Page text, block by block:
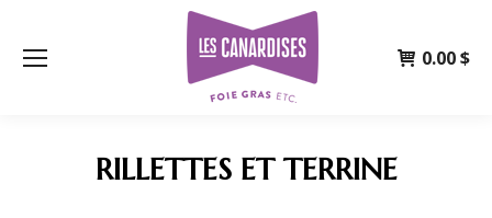
0.00$
RILLETTES ET TERRINE